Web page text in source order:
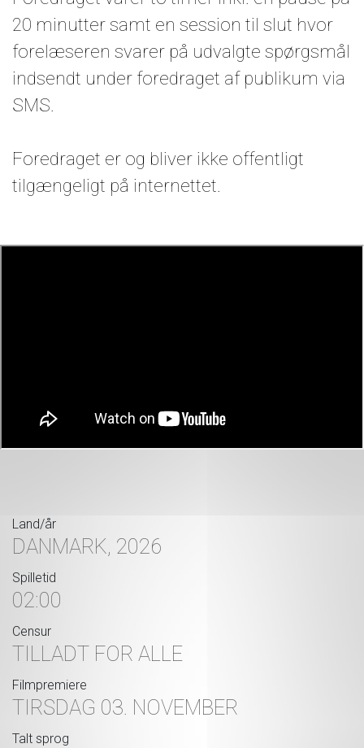
20 minutter samt en session til slut hvor
forelæseren svarer på udvalgte spørgsmål
indsendt under foredraget af publikum via
SMS.
Foredraget er og bliver ikke offentligt
tilgængeligt på internettet.
Land/år
DANMARK, 2026
Spilletid
02:00
Censur
TILLADT FOR ALLE
Filmpremiere
TIRSDAG 03. NOVEMBER
Talt sprog